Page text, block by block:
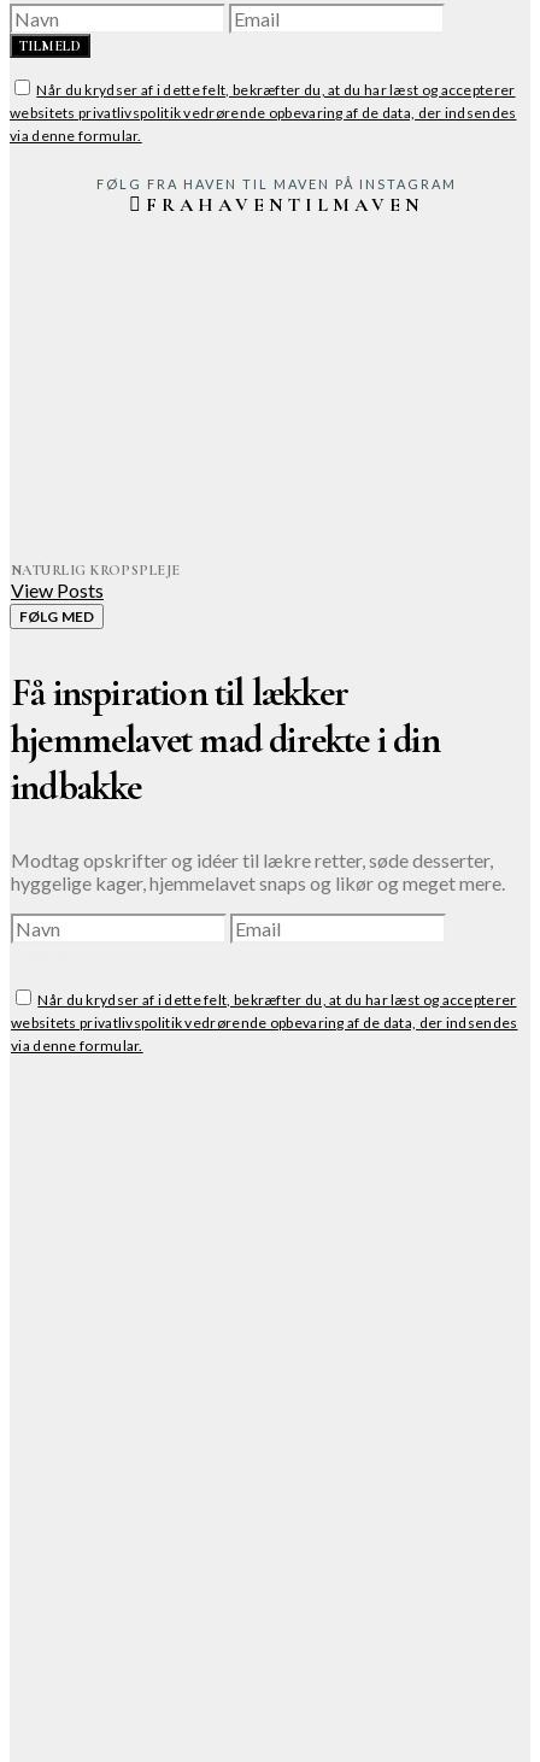
NATURLIG KROPSPLEJE
View Posts
FØLG MED
Få inspiration til lækker
hjemmelavet mad direkte i din
indbakke
Modtag opskrifter og idéer til lækre retter, søde desserter,
hyggelige kager, hjemmelavet snaps og likør og meget mere.
Når du krydser af i dette felt, bekræfter du, at du har læst og accepterer
websitets privatlivspolitik vedrørende opbevaring af de data, der indsendes
via denne formular.
TILMELD
Når du krydser af i dette felt, bekræfter du, at du har læst og accepterer
websitets privatlivspolitik vedrørende opbevaring af de data, der indsendes
via denne formular.
FRAHAVENTILMAVEN
FØLG FRA HAVEN TIL MAVEN PÅ INSTAGRAM